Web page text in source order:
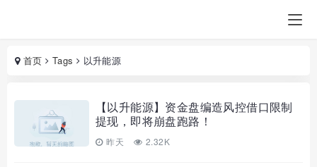
首页 Tags 以升能源
【以升能源】资金盘编造风控借口限制
提现，即将崩盘跑路！
昨天 2.32K